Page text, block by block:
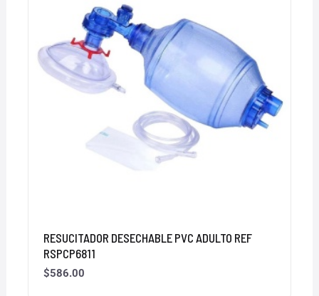
RESUCITADOR DESECHABLE PVC ADULTO REF
RSPCP6811
$586.00